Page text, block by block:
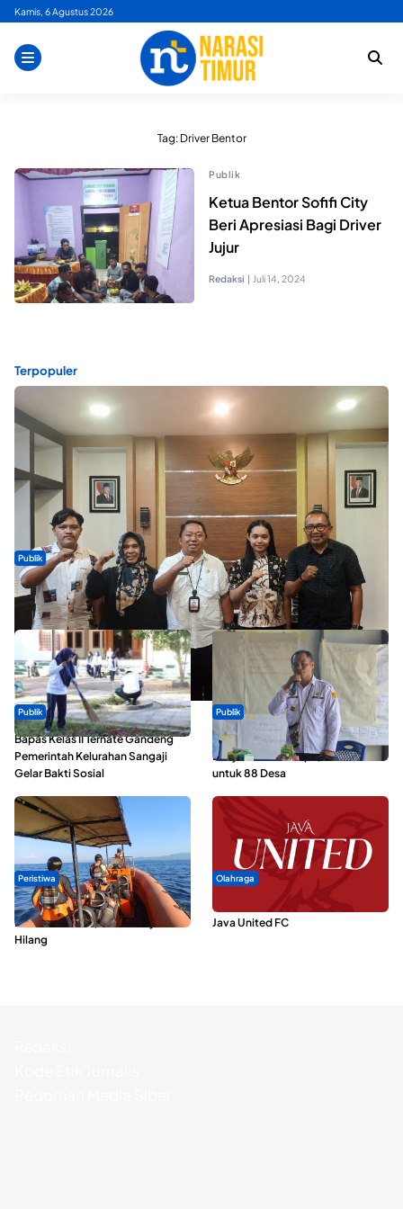
Skip
content
Kamis, 6 Agustus 2026
Tag: Driver Bentor
Publik
Ketua Bentor Sofifi City
Beri Apresiasi Bagi Driver
Jujur
Redaksi | Juli 14, 2024
Terpopuler
Publik
Dua Talenta Muda Ternate Wakili Maluku Utara di Gita Bahana
Nusantara 2026
Publik
Bapas Kelas II Ternate Gandeng
Pemerintah Kelurahan Sangaji
Gelar Bakti Sosial
Publik
ABDESI Morotai Apresiasi
Penyaluran ADD Rp3,13 Miliar
untuk 88 Desa
Peristiwa
Dua Longboat Bertabrakan di
Perairan Taliabu, Satu Nelayan
Hilang
Olahraga
Dari Malut United Berubah Jadi
Java United FC